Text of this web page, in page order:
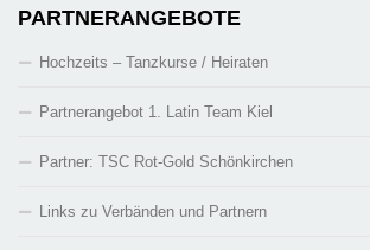
PARTNERANGEBOTE
Hochzeits – Tanzkurse / Heiraten
Partnerangebot 1. Latin Team Kiel
Partner: TSC Rot-Gold Schönkirchen
Links zu Verbänden und Partnern